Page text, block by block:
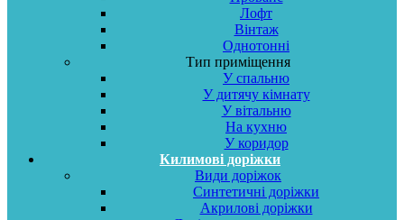
Лофт
Вінтаж
Однотонні
Тип приміщення
У спальню
У дитячу кімнату
У вітальню
На кухню
У коридор
Килимові доріжки
Види доріжок
Синтетичні доріжки
Акрилові доріжки